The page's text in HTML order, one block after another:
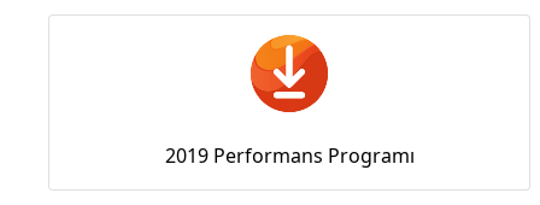
2019 Performans Programı